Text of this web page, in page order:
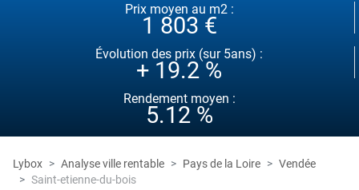
Prix moyen au m2 :
1 803 €
Évolution des prix (sur 5ans) :
+ 19.2 %
Rendement moyen :
5.12 %
Lybox Analyse ville rentable Pays de la Loire
Vendée
Saint-etienne-du-bois